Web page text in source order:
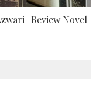
| Review Novel